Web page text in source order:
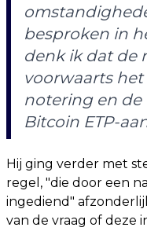
besproken in
denk ik dat de
voorwaarts
notering en de
Bitcoin ETP-
Hij ging verder met
regel, "die door een
ingediend"
van de vraag of deze